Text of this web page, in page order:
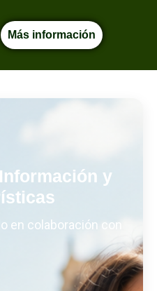
Más información
y
en colaboración con